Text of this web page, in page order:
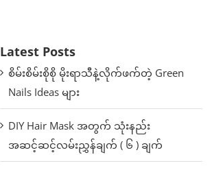
Latest Posts
စိမ်းစိမ်းစိုစို မိုးရာသီနဲ့လိုက်ဖက်တဲ့ Green
Nails Ideas များ
DIY Hair Mask အတွက် သုံးနည်း
အဆင့်ဆင့်လမ်းညွှန်ချက် ( ၆ ) ချက်